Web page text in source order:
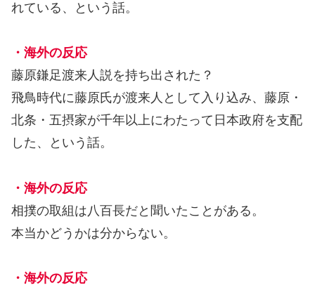
れている、という話。
・海外の反応
藤原鎌足渡来人説を持ち出された？
飛鳥時代に藤原氏が渡来人として入り込み、藤原・
北条・五摂家が千年以上にわたって日本政府を支配
した、という話。
・海外の反応
相撲の取組は八百長だと聞いたことがある。
本当かどうかは分からない。
・海外の反応